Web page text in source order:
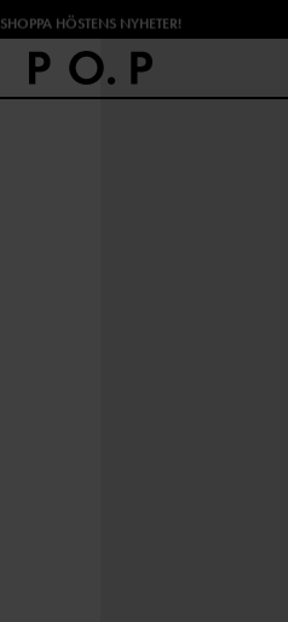
SHOPPA HÖSTENS NYHETER!